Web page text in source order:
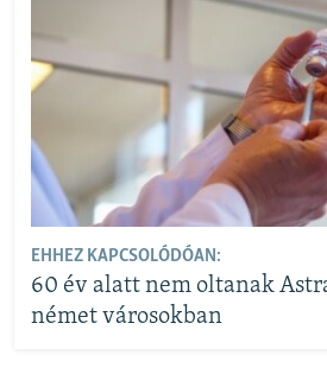
EHHEZ KAPCSOLÓDÓAN:
60 év alatt nem oltanak
német városokban